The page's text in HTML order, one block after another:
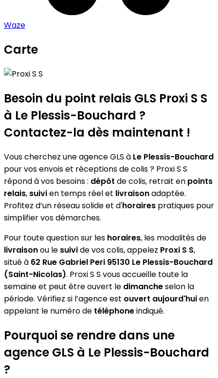
Waze
Carte
+
−
Besoin du point relais GLS Proxi S S
à Le Plessis-Bouchard ?
Contactez-la dès maintenant !
Vous cherchez une agence GLS à Le Plessis-Bouchard
pour vos envois et réceptions de colis ? Proxi S S
répond à vos besoins : dépôt de colis, retrait en points
relais, suivien temps réel et livraisonadaptée.
Profitez d’un réseau solide et d'horaires pratiques pour
simplifier vos démarches.
Pour toute question sur les horaires, les modalités de
livraisonou le suivide vos colis, appelez Proxi S S,
situé à 62 Rue Gabriel Peri 95130 Le Plessis-Bouchard
(Saint-Nicolas). Proxi S S vous accueille toute la
semaine et peut être ouvert le dimancheselon la
période. Vérifiez si l’agence est ouvert aujourd'huien
appelant le numéro de téléphoneindiqué.
Pourquoi se rendre dans une
agence GLS à Le Plessis-Bouchard
?